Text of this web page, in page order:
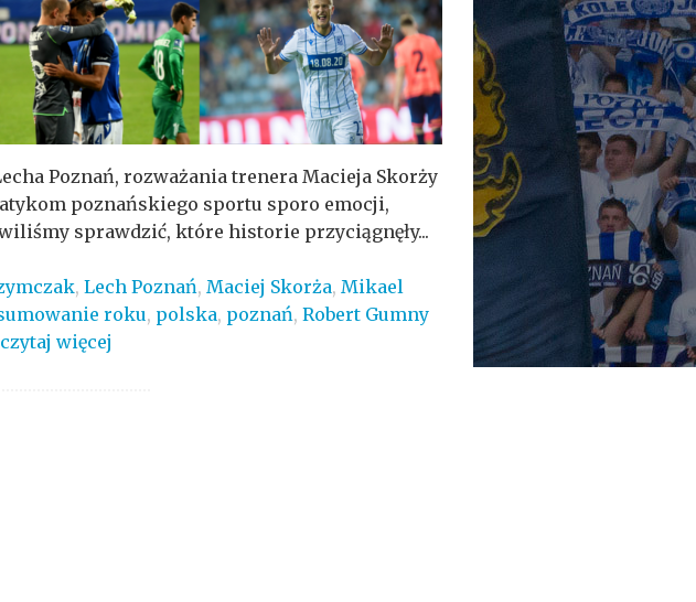
Poznań, rozważania trenera Macieja Skorży
poznańskiego sportu sporo emocji,
sprawdzić, które historie przyciągnęły...
, Lech Poznań, Maciej Skorża, Mikael
roku, polska, poznań, Robert Gumny
czytaj więcej